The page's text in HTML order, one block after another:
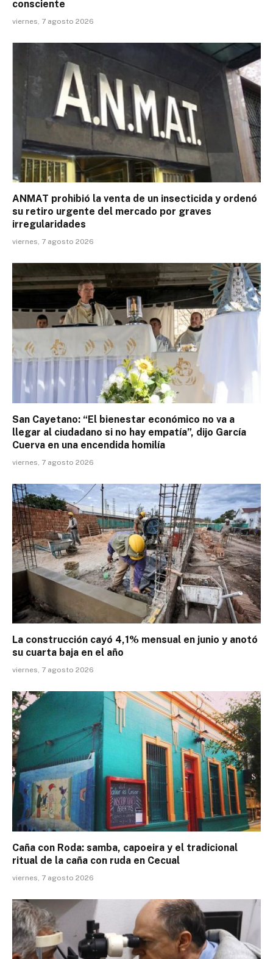
consciente
viernes, 7 agosto 2026
ANMAT prohibió la venta de un insecticida y ordenó
su retiro urgente del mercado por graves
irregularidades
viernes, 7 agosto 2026
San Cayetano: “El bienestar económico no va a
llegar al ciudadano si no hay empatía”, dijo García
Cuerva en una encendida homilía
viernes, 7 agosto 2026
La construcción cayó 4,1% mensual en junio y anotó
su cuarta baja en el año
viernes, 7 agosto 2026
Caña con Roda: samba, capoeira y el tradicional
ritual de la caña con ruda en Cecual
viernes, 7 agosto 2026